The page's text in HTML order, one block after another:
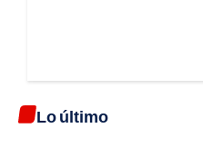
Lo último